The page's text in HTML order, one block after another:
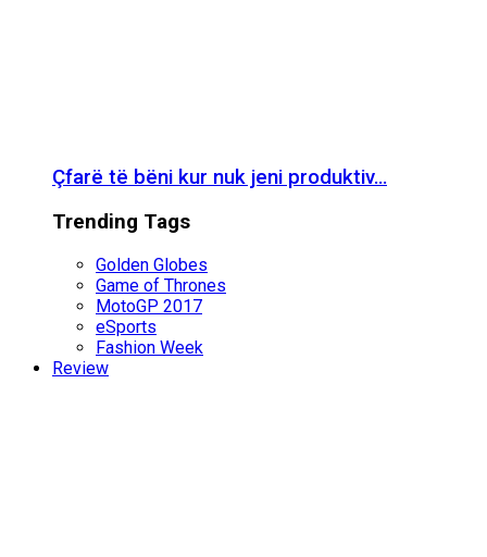
Çfarë të bëni kur nuk jeni produktiv…
Trending Tags
Golden Globes
Game of Thrones
MotoGP 2017
eSports
Fashion Week
Review